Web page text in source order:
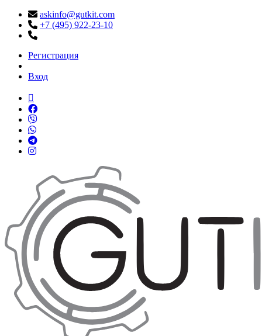
askinfo@gutkit.com
+7 (495) 922-23-10
Регистрация
Вход